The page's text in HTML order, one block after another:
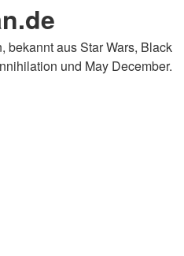
bekannt aus Star Wars, Black
und May December.